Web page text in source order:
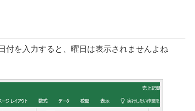
を入力すると、曜日は表示されませんよね